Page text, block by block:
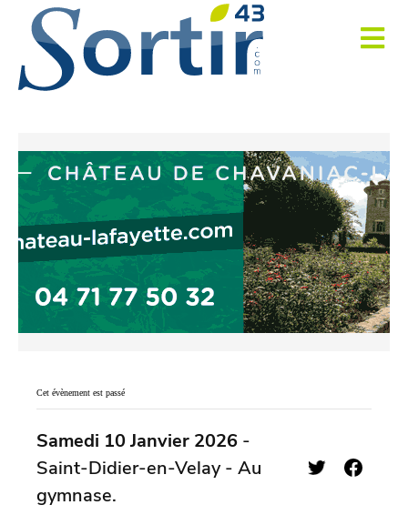
Cet évènement est passé
Samedi 10 Janvier 2026 -
Saint-Didier-en-Velay - Au
gymnase.